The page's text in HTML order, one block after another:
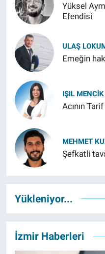
Yüksel
Efendisi
ULAŞ
Emeğin
IŞIL MENCIK
Acının
MEHMET
Şefkatli
Yükleniyor...
İzmir Haberleri